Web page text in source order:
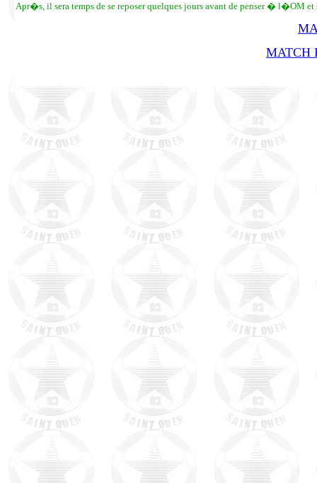
Apr�s, il sera temps de se reposer quelques jours avant de penser � l�OM et
MATCH